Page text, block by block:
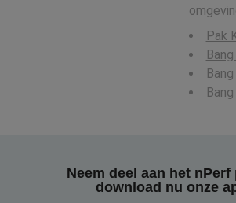
Pak
Bang
Neem deel aan het nPerf
download nu onze